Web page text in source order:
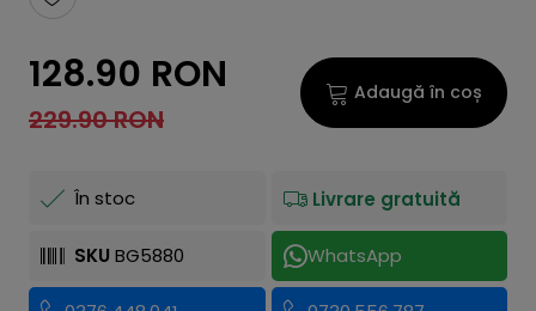
128.90 RON
229.90 RON
Adaugă în coș
În stoc Livrare gratuită
SKU BG5880 WhatsApp